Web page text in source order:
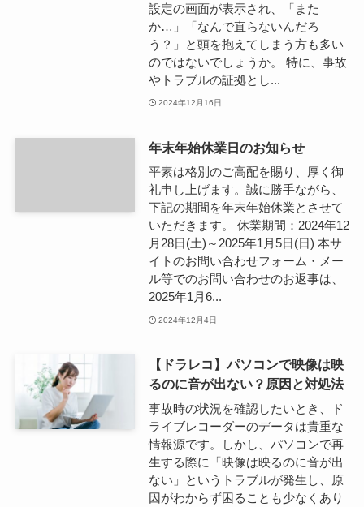
設定の画面が表示され、「また
か…」「なんで直らないんだろ
う？」と頭を抱えてしまう方も多い
のではないでしょうか。 特に、事故
やトラブルの証拠とし...
2024年12月16日
年末年始休業日のお知らせ
平素は格別のご高配を賜り、厚く御
礼申し上げます。誠に勝手ながら、
下記の期間を年末年始休業とさせて
いただきます。 休業期間：2024年12
月28日(土)～2025年1月5日(日) 本サ
イトのお問い合わせフォーム・メー
ル等でのお問い合わせのお返事は、
2025年1月6...
2024年12月4日
【ドラレコ】パソコンで映像は映
るのに音が出ない？原因と対処法
事故時の状況を確認したいとき、ド
ライブレコーダーのデータは貴重な
情報源です。しかし、パソコンで再
生する際に「映像は映るのに音が出
ない」というトラブルが発生し、原
因がわからず困ることも少なくあり